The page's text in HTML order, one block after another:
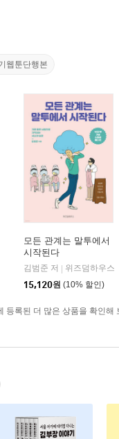
웹툰단행본
모든 관계는 말투에서
시작된다
김범준 저
위즈덤하우스
15,120원 (10% 할인)
등록된 더 많은 상품을 확인해